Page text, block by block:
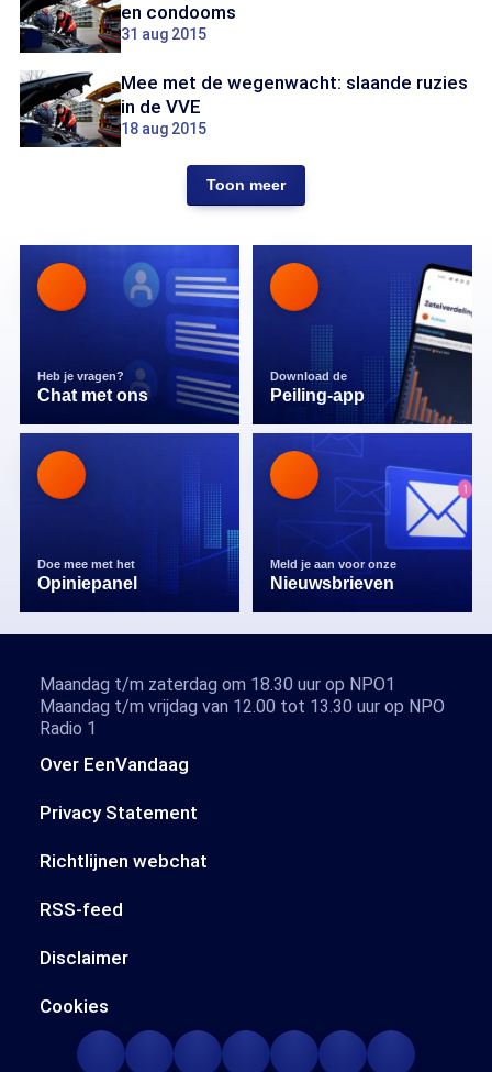
en condooms
31 aug 2015
Mee met de wegenwacht: slaande ruzies
in de VVE
18 aug 2015
Toon meer
Heb je vragen?
Chat met ons
Download de
Peiling-app
Doe mee met het
Opiniepanel
Meld je aan voor onze
Nieuwsbrieven
Over EenVandaag
Privacy Statement
Richtlijnen webchat
RSS-feed
Disclaimer
Cookies
Maandag t/m zaterdag om 18.30 uur op NPO1
Maandag t/m vrijdag van 12.00 tot 13.30 uur op NPO
Radio 1